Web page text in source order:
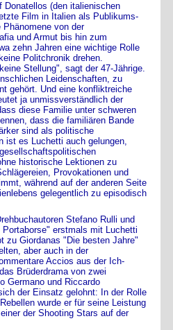
Donatellos (den italienischen
Film in Italien als Publikums-
von der
und Armut bis hin zum
zehn Jahren eine wichtige Rolle
Politchronik drehen.
Stellung", sagt der 47-Jährige.
Leidenschaften, zu
gehört. Und eine konfliktreiche
ja unmissverständlich der
diese Familie unter schweren
dass die familiären Bande
sind als politische
ist es Luchetti auch gelungen,
historische Lektionen zu
Provokationen und
während auf der anderen Seite
gelegentlich zu episodisch
Stefano Rulli und
erstmals mit Luchetti
zu Giordanas "Die besten Jahre"
aber auch in der
Accios aus der Ich-
Brüderdrama von zwei
Germano und Riccardo
der Einsatz gelohnt: In der Rolle
wurde er für seine Leistung
der Shooting Stars auf der